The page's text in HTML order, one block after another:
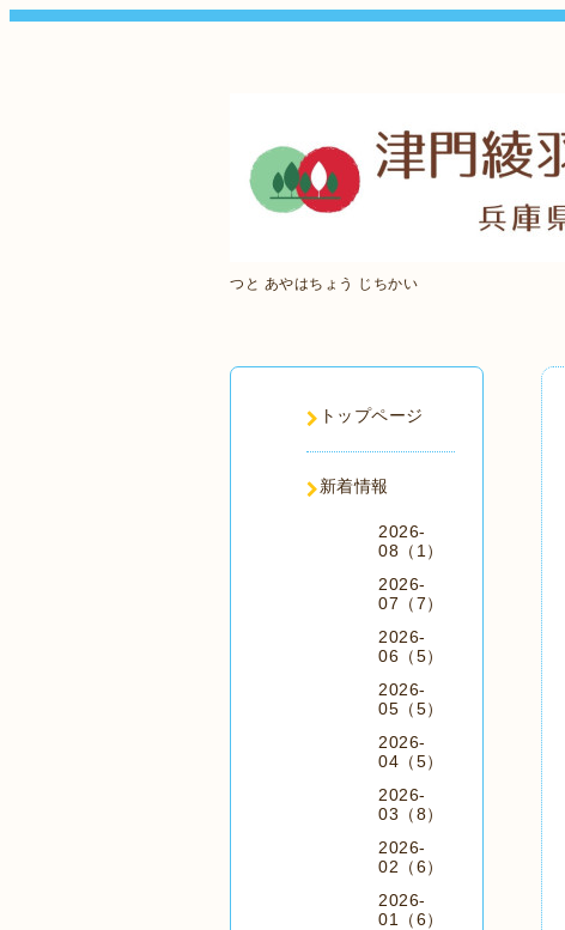
つと あやはちょう じちかい
トップページ
新着情報
2026-
08（1）
2026-
07（7）
2026-
06（5）
2026-
05（5）
2026-
04（5）
2026-
03（8）
2026-
02（6）
2026-
01（6）